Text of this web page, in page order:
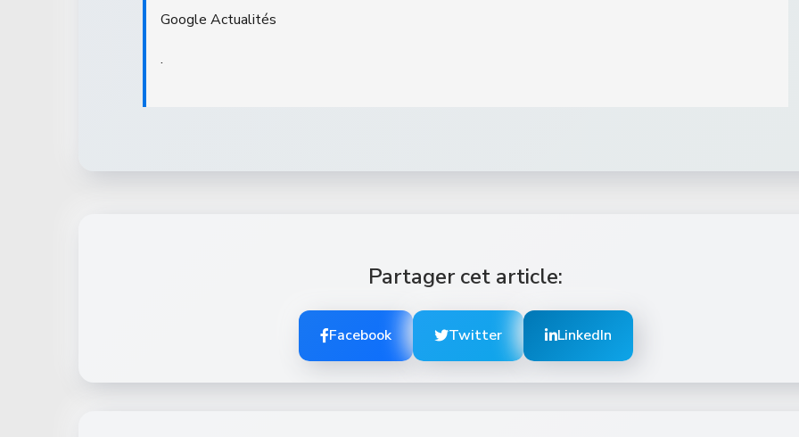
Google Actualités
.
Partager cet article:
Facebook Twitter LinkedIn